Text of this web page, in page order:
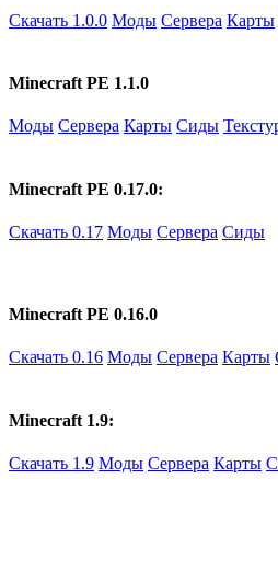
Скачать 1.0.0 Моды Сервера Карты
Minecraft PE 1.1.0
Моды Сервера Карты Сиды
Minecraft PE 0.17.0:
Скачать 0.17 Моды Сервера Сиды
Minecraft PE 0.16.0
Скачать 0.16 Моды Сервера Карты
Minecraft 1.9:
Скачать 1.9 Моды Сервера Карты